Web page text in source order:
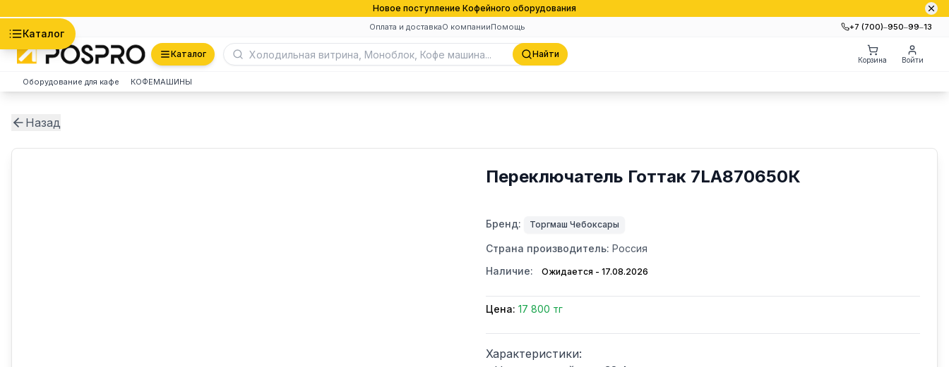
Новое поступление Кофейного оборудования
Оплата и доставкаО компанииПомощь +7 (700)‒950‒99‒13
Каталог
Каталог Найти
Корзина Войти
Оборудование для кафе КОФЕМАШИНЫ
Назад
Переключатель Готтак 7LA870650К
Бренд: Торгмаш Чебоксары
Страна производитель: Россия
Наличие:
Ожидается - 17.08.2026
Цена: 17 800 тг
Характеристики: